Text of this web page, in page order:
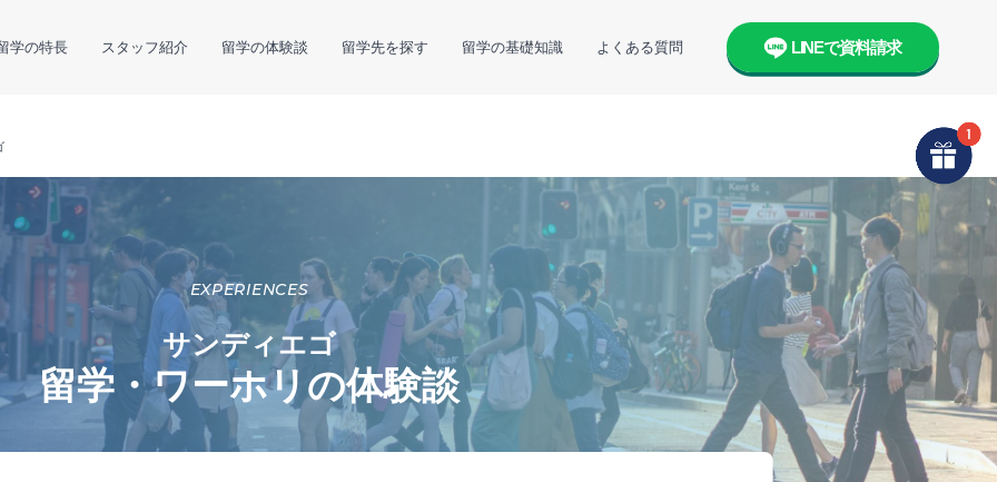
学の特長 スタッフ紹介 留学の体験談 留学先を探す 留学の基礎知識 よくある質問 LINEで資料請求
EXPERIENCES
サンディエゴ
留学・ワーホリの体験談